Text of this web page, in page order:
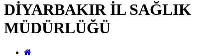
DİYARBAKIR İL SAĞLIK
MÜDÜRLÜĞÜ